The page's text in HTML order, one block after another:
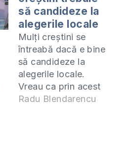
să candideze la
alegerile locale
Mulți creștini se
întreabă dacă e bine
să candideze la
alegerile locale.
Vreau ca prin acest
articol să încurajez
Radu Blendarencu